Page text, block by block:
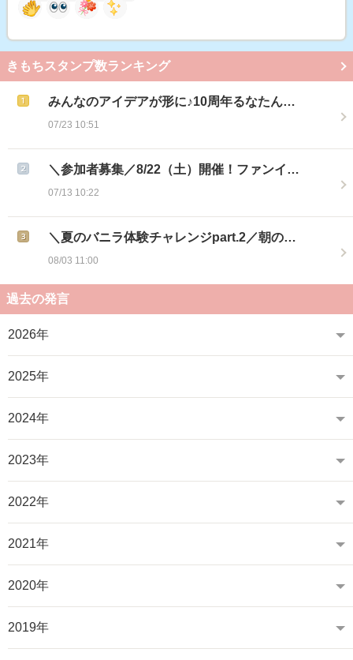
きもちスタンプ数ランキング
みんなのアイデアが形に♪10周年るなたん…
07/23 10:51
＼参加者募集／8/22（土）開催！ファンイ…
07/13 10:22
＼夏のバニラ体験チャレンジpart.2／朝の…
08/03 11:00
過去の発言
2026年
2025年
2024年
2023年
2022年
2021年
2020年
2019年